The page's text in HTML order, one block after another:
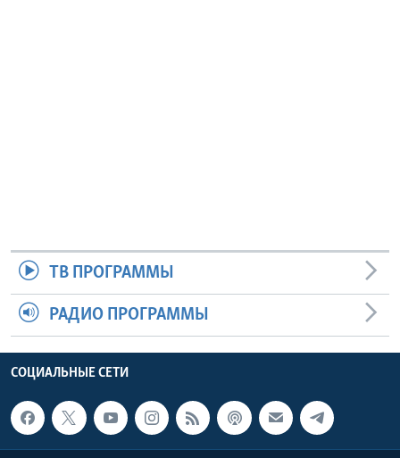
ТВ ПРОГРАММЫ
РАДИО ПРОГРАММЫ
СОЦИАЛЬНЫЕ СЕТИ